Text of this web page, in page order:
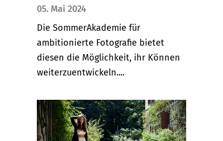
05. Mai 2024
Die SommerAkademie für
ambitionierte Fotografie bietet
diesen die Möglichkeit, ihr Können
weiterzuentwickeln....